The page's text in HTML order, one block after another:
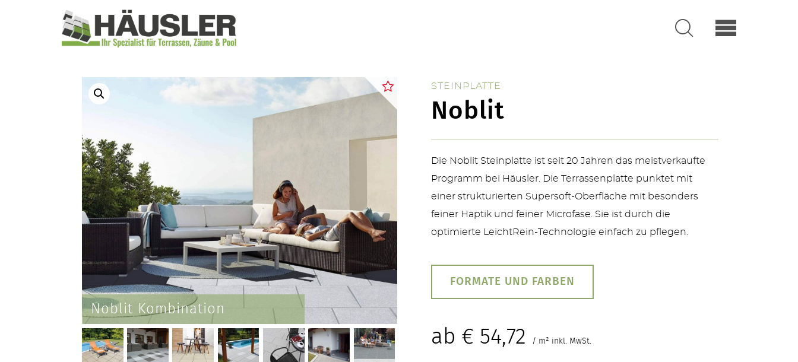
SERVICE & NEUHEITEN
Noblit Kombination
STEINPLATTE
Noblit
Die Noblit Steinplatte ist seit 20 Jahren das meistverkaufte
Programm bei Häusler. Die Terrassenplatte punktet mit
einer strukturierten Supersoft-Oberfläche mit besonders
feiner Haptik und feiner Microfase. Sie ist durch die
optimierte LeichtRein-Technologie einfach zu pflegen.
FORMATE UND FARBEN
ab € 54,72 / m² inkl. MwSt.